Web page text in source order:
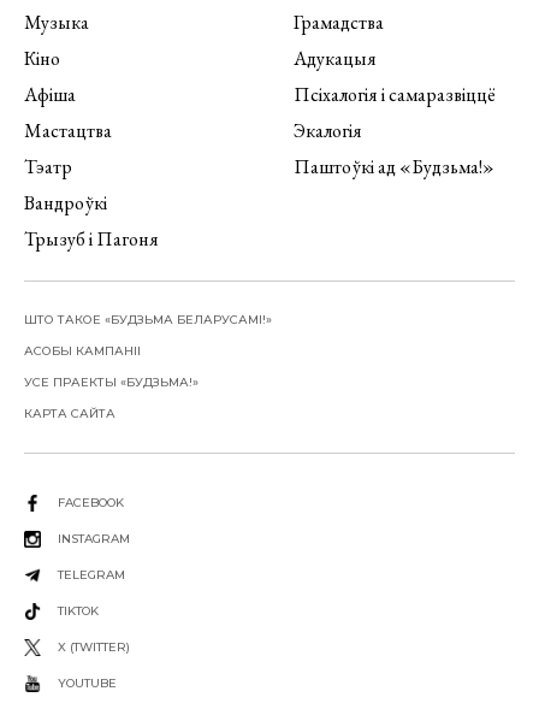
Музыка
Кіно
Афіша
Мастацтва
Тэатр
Вандроўкі
Трызуб і Пагоня
Грамадства
Адукацыя
Псіхалогія і самаразвіццё
Экалогія
Паштоўкі ад «Будзьма!»
ШТО ТАКОЕ «БУДЗЬМА БЕЛАРУСАМІ!»
АСОБЫ КАМПАНІІ
УСЕ ПРАЕКТЫ «БУДЗЬМА!»
КАРТА САЙТА
FACEBOOK
INSTAGRAM
TELEGRAM
TIKTOK
X (TWITTER)
YOUTUBE